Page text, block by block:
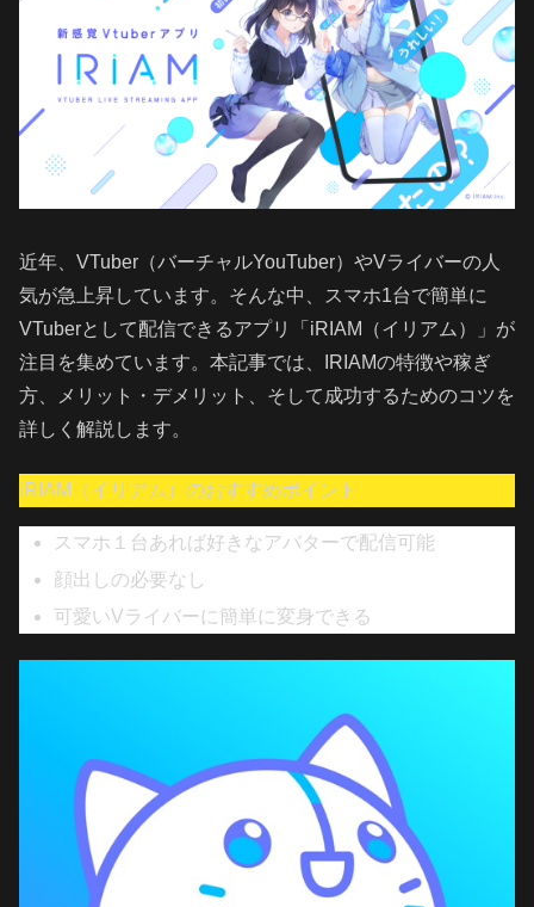
近年、VTuber（バーチャルYouTuber）やVライバーの人
気が急上昇しています。そんな中、スマホ1台で簡単に
VTuberとして配信できるアプリ「iRIAM（イリアム）」が
注目を集めています。本記事では、IRIAMの特徴や稼ぎ
方、メリット・デメリット、そして成功するためのコツを
詳しく解説します。
iRIAM（イリアム）のおすすめポイント
スマホ１台あれば好きなアバターで配信可能
顔出しの必要なし
可愛いVライバーに簡単に変身できる